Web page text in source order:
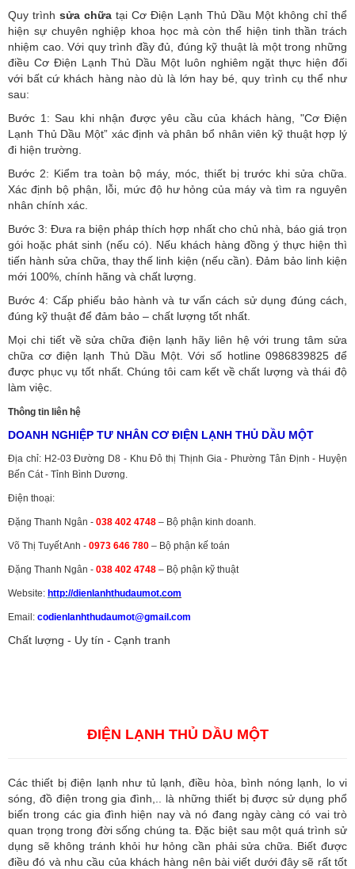
Quy trình sửa chữa tại Cơ Điện Lạnh Thủ Dầu Một không chỉ thể
hiện sự chuyên nghiệp khoa học mà còn thể hiện tinh thần trách
nhiệm cao. Với quy trình đầy đủ, đúng kỹ thuật là một trong những
điều Cơ Điện Lạnh Thủ Dầu Một luôn nghiêm ngặt thực hiện đối
với bất cứ khách hàng nào dù là lớn hay bé, quy trình cụ thể như
sau:
Bước 1: Sau khi nhận được yêu cầu của khách hàng, "Cơ Điện
Lạnh Thủ Dầu Một” xác định và phân bổ nhân viên kỹ thuật hợp lý
đi hiện trường.
Bước 2: Kiểm tra toàn bộ máy, móc, thiết bị trước khi sửa chữa.
Xác định bộ phận, lỗi, mức độ hư hỏng của máy và tìm ra nguyên
nhân chính xác.
Bước 3: Đưa ra biện pháp thích hợp nhất cho chủ nhà, báo giá trọn
gói hoặc phát sinh (nếu có). Nếu khách hàng đồng ý thực hiện thì
tiến hành sửa chữa, thay thế linh kiện (nếu cần). Đảm bảo linh kiện
mới 100%, chính hãng và chất lượng.
Bước 4: Cấp phiếu bảo hành và tư vấn cách sử dụng đúng cách,
đúng kỹ thuật để đảm bảo – chất lượng tốt nhất.
Mọi chi tiết về sửa chữa điện lạnh hãy liên hệ với trung tâm sửa
chữa cơ điện lạnh Thủ Dầu Một. Với số hotline 0986839825 để
được phục vụ tốt nhất. Chúng tôi cam kết về chất lượng và thái độ
làm việc.
Thông tin liên hệ
DOANH NGHIỆP TƯ NHÂN CƠ ĐIỆN LẠNH THỦ DẦU MỘT
Địa chỉ: H2-03 Đường D8 - Khu Đô thị Thịnh Gia - Phường Tân Định - Huyện
Bến Cát - Tỉnh Bình Dương.
Điện thoại:
Đặng Thanh Ngân - 038 402 4748 – Bộ phận kinh doanh.
Võ Thị Tuyết Anh - 0973 646 780 – Bộ phận kế toán
Đặng Thanh Ngân - 038 402 4748 – Bộ phận kỹ thuật
Website: http://dienlanhthudaumot.com
Email: codienlanhthudaumot@gmail.com
Chất lượng - Uy tín - Cạnh tranh
ĐIỆN LẠNH THỦ DẦU MỘT
Các thiết bị điện lạnh như tủ lạnh, điều hòa, bình nóng lạnh, lo vi
sóng, đồ điện trong gia đình,.. là những thiết bị được sử dụng phổ
biến trong các gia đình hiện nay và nó đang ngày càng có vai trò
quan trọng trong đời sống chúng ta. Đặc biệt sau một quá trình sử
dụng sẽ không tránh khỏi hư hỏng cần phải sửa chữa. Biết được
điều đó và nhu cầu của khách hàng nên bài viết dưới đây sẽ rất tốt